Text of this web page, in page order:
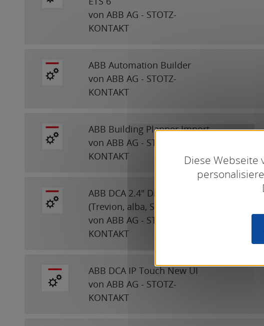
von ABB AG - STOTZ-
KONTAKT
ABB Automation Builder
von ABB AG - STOTZ-
KONTAKT
ABB Building Planner Import
von ABB AG - STOTZ-
KONTAKT
ABB DCA 2.4" Display
(Trevion, alba, SIDUS, SAGA)
von ABB AG - STOTZ-
KONTAKT
ABB DCA IP Touch New UI
von ABB AG - STOTZ-
KONTAKT
Diese Webseite